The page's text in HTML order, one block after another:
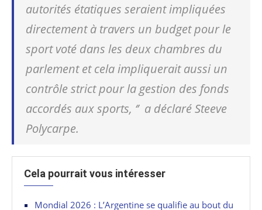
autorités étatiques seraient impliquées
directement à travers un budget pour le
sport voté dans les deux chambres du
parlement et cela impliquerait aussi un
contrôle strict pour la gestion des fonds
accordés aux sports, ‘’ a déclaré Steeve
Polycarpe.
Cela pourrait vous intéresser
Mondial 2026 : L’Argentine se qualifie au bout du